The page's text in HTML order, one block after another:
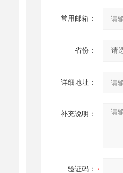
常用邮箱：
省份：
详细地址：
补充说明：
验证码：